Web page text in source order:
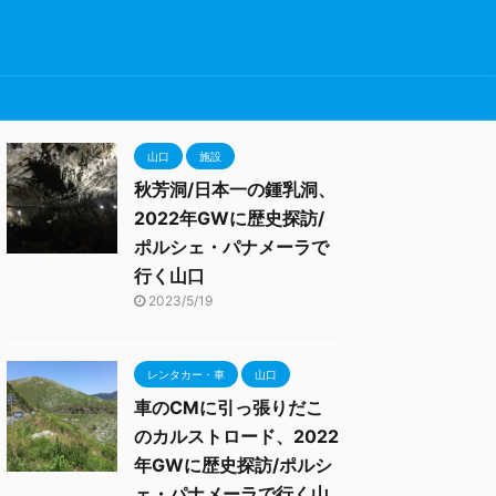
山口 施設
秋芳洞/日本一の鍾乳洞、
2022年GWに歴史探訪/
ポルシェ・パナメーラで
行く山口
2023/5/19
レンタカー・車 山口
車のCMに引っ張りだこ
のカルストロード、2022
年GWに歴史探訪/ポルシ